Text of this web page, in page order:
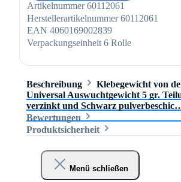
Artikelnummer 60112061
Herstellerartikelnummer 60112061
EAN 4060169002839
Verpackungseinheit 6 Rolle
Beschreibung
Klebegewicht von
Universal Auswuchtgewicht 5 gr.
verzinkt und Schwarz
Bewertungen
Produktsicherheit
Menü schließen